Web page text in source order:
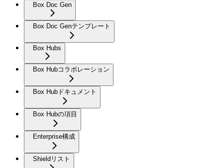
Box Doc Gen
Box Doc Genテンプレート
Box Hubs
Box Hubコラボレーション
Box Hubドキュメント
Box Hubの項目
Enterprise構成
Shieldリスト